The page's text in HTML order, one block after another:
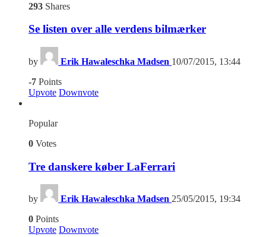
293 Shares
Se listen over alle verdens bilmærker
by Erik Hawaleschka Madsen 10/07/2015, 13:44
-7 Points
Upvote Downvote
Popular
0 Votes
Tre danskere køber LaFerrari
by Erik Hawaleschka Madsen 25/05/2015, 19:34
0 Points
Upvote Downvote